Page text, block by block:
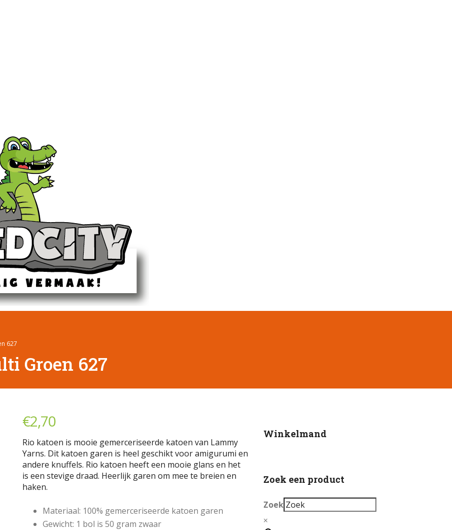
627
Groen 627
€2,70
Rio katoen is mooie gemerceriseerde katoen van Lammy
Yarns. Dit katoen garen is heel geschikt voor amigurumi en
andere knuffels. Rio katoen heeft een mooie glans en het
is een stevige draad. Heerlijk garen om mee te breien en
haken.
Materiaal: 100% gemerceriseerde katoen garen
Gewicht: 1 bol is 50 gram zwaar
Winkelmand
Zoek een product
Zoek
×